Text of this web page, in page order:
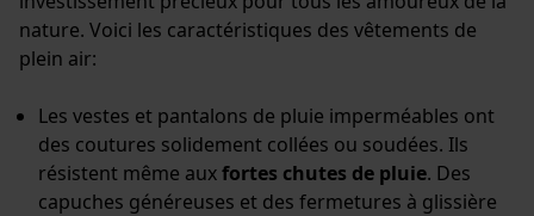
nature. Voici les caractéristiques des vêtements de
plein air:
Les vestes et pantalons de pluie imperméables ont
des coutures solidement collées ou soudées. Ils
résistent même auxfortes chutes de pluie. Des
capuches généreuses et des fermetures à glissière
Cookies nécessaires
Vérifier linstallation de cookies
ID de session